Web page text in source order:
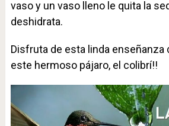
vaso y un vaso lleno le quita la
deshidrata.
Disfruta de esta linda enseñanza
este hermoso pájaro, el colibrí!!